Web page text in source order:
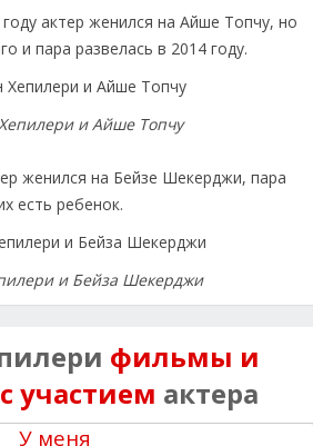
актер женился на Айше Топчу, но
и пара развелась в 2014 году.
и Айше Топчу
женился на Бейзе Шекерджи, пара
есть ребенок.
и Бейза Шекерджи
фильмы и
участием актера
У меня